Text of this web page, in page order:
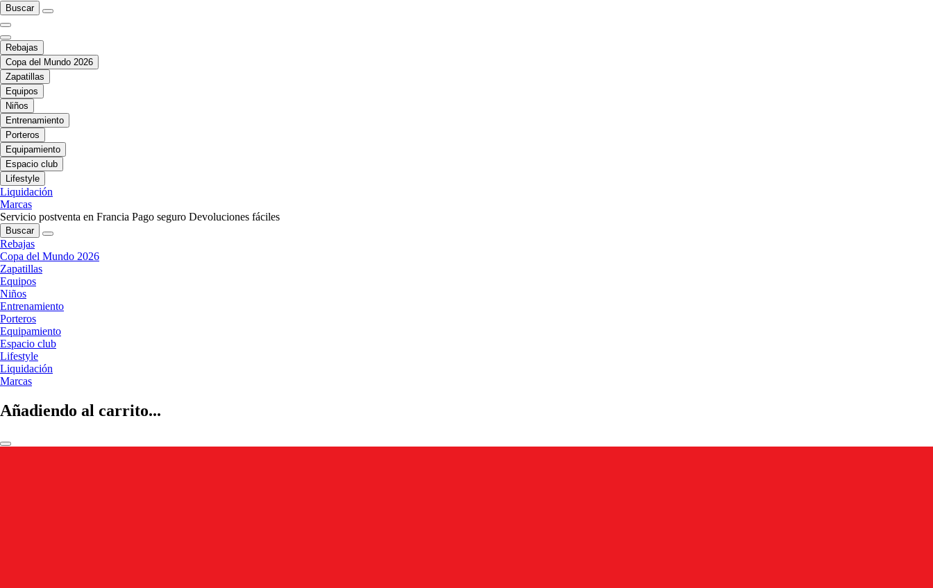
Buscar
Rebajas
Copa del Mundo 2026
Zapatillas
Equipos
Niños
Entrenamiento
Porteros
Equipamiento
Espacio club
Lifestyle
Liquidación
Marcas
Servicio postventa en Francia Pago seguro Devoluciones fáciles
Buscar
Rebajas
Copa del Mundo 2026
Zapatillas
Equipos
Niños
Entrenamiento
Porteros
Equipamiento
Espacio club
Lifestyle
Liquidación
Marcas
Añadiendo al carrito...